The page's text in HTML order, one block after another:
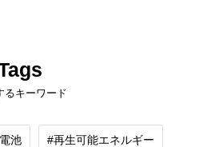
るキーワード
池 再生可能エネルギー